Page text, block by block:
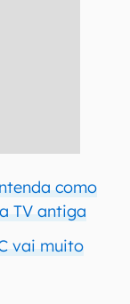
como
TV antiga
vai muito